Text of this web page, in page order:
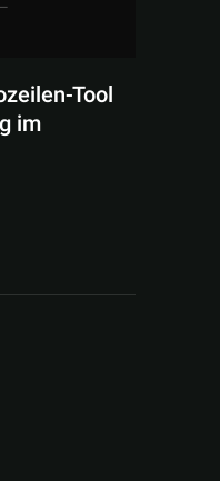
Tool
im